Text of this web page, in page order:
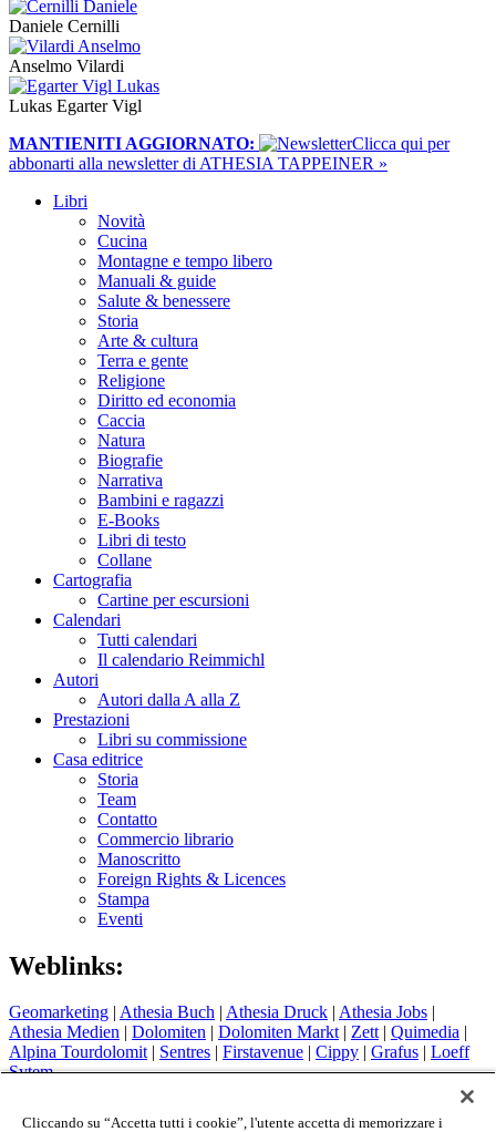
Daniele Cernilli
Anselmo Vilardi
Lukas Egarter Vigl
MANTIENITI AGGIORNATO:
​Clicca qui per
abbonarti alla newsletter di ATHESIA TAPPEINER »
Libri
Novità
Cucina
Montagne e tempo libero
Manuali & guide
Salute & benessere
Storia
Arte & cultura
Terra e gente
Religione
Diritto ed economia
Caccia
Natura
Biografie
Narrativa
Bambini e ragazzi
E-Books
Libri di testo
Collane
Cartografia
Cartine per escursioni
Calendari
Tutti calendari
Il calendario Reimmichl
Autori
Autori dalla A alla Z
Prestazioni
Libri su commissione
Casa editrice
Storia
Team
Contatto
Commercio librario
Manoscritto
Foreign Rights & Licences
Stampa
Eventi
Weblinks:
Geomarketing | Athesia Buch | Athesia Druck | Athesia Jobs |
Athesia Medien | Dolomiten | Dolomiten Markt| Zett| Quimedia |
Alpina Tourdolomit| Sentres | Firstavenue | Cippy | Grafus | Loeff
Sytem
Cliccando su “Accetta tutti i cookie”, l'utente accetta di memorizzare i